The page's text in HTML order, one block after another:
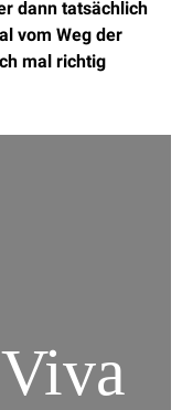
dann tatsächlich
vom Weg der
mal richtig